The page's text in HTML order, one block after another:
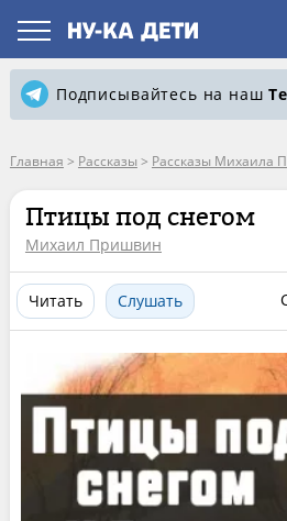
Подписывайтесь на наш
Главная > Рассказы > Рассказы Михаила
Птицы под снегом
Михаил Пришвин
Читать Слушать